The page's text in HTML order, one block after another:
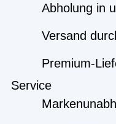
Abholung in
Versand
Premium-
Service